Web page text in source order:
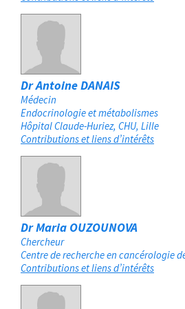
Dr Antoine DANAIS
Médecin
Endocrinologie et métabolismes
Hôpital Claude-Huriez, CHU Lille
Contributions et liens d’intérêts
Dr Maria OUZOUNOVA
Chercheur
Centre de recherche en cancérologie
Contributions et liens d’intérêts